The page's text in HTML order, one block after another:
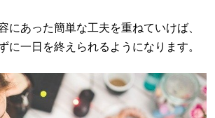
にあった簡単な工夫を重ねていけば、
に一日を終えられるようになります。